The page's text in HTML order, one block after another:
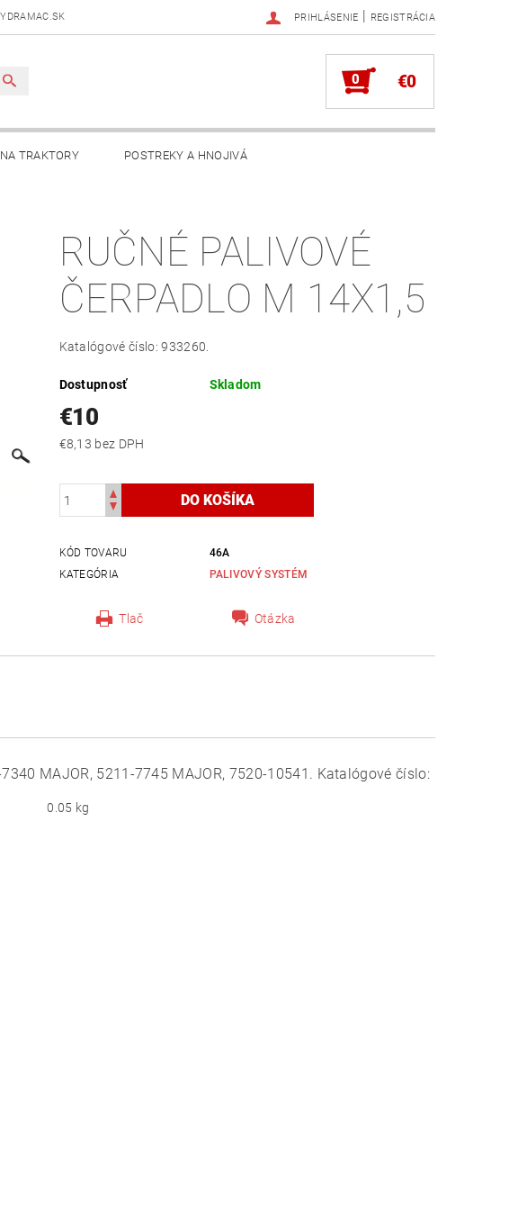
PRIHLÁSENIE | REGISTRÁCIA
0 €0
TRAKTORY POSTREKY A HNOJIVÁ
RUČNÉ PALIVOVÉ
ČERPADLO M 14X1,5
Katalógové číslo: 933260.
Dostupnosť Skladom
€10
€8,13 bez DPH
KÓD TOVARU
46A
KATEGÓRIA
PALIVOVÝ SYSTÉM
Tlač Otázka
MAJOR, 5211-7745 MAJOR, 7520-10541. Katalógové číslo:
0.05 kg